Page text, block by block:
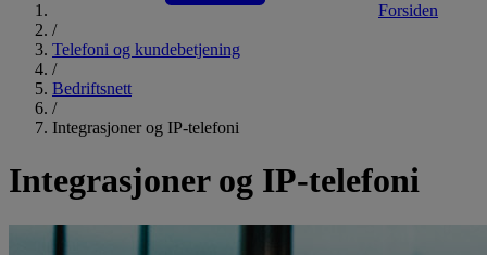
Forsiden
/
Telefoni og kundebetjening
/
Bedriftsnett
/
Integrasjoner og IP-telefoni
Integrasjoner og IP-telefoni